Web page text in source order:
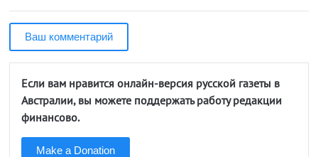
Ваш комментарий
Если вам нравится онлайн-версия русской газеты в
Австралии, вы можете поддержать работу редакции
финансово.
Make a Donation